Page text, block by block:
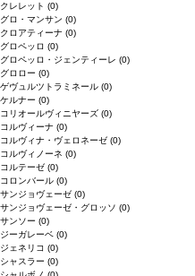
クレレット (0)
グロ・マンサン (0)
クロアティーナ (0)
グロペッロ (0)
グロペッロ・ジェンティーレ (0)
グロロー (0)
ゲヴュルツトラミネール (0)
ケルナー (0)
コリオールヴィニヤーズ (0)
コルヴィーナ (0)
コルヴィナ・ヴェロネーゼ (0)
コルヴィノーネ (0)
コルテーゼ (0)
コロンバール (0)
サンジョヴェーゼ (0)
サンジョヴェーゼ・グロッソ (0)
サンソー (0)
ジーガレーベ (0)
ジェネリコ (0)
シャスラー (0)